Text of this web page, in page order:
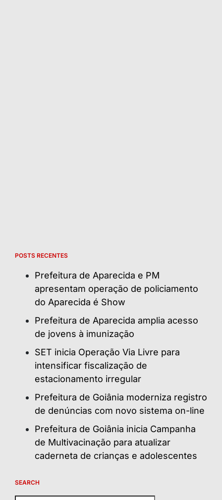
POSTS RECENTES
Prefeitura de Aparecida e PM
apresentam operação de policiamento
do Aparecida é Show
Prefeitura de Aparecida amplia acesso
de jovens à imunização
SET inicia Operação Via Livre para
intensificar fiscalização de
estacionamento irregular
Prefeitura de Goiânia moderniza registro
de denúncias com novo sistema on-line
Prefeitura de Goiânia inicia Campanha
de Multivacinação para atualizar
caderneta de crianças e adolescentes
SEARCH